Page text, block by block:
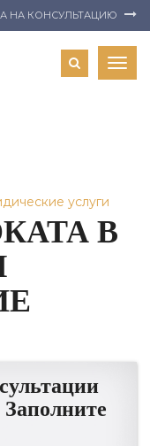
НА КОНСУЛЬТАЦИЮ
услуги
В